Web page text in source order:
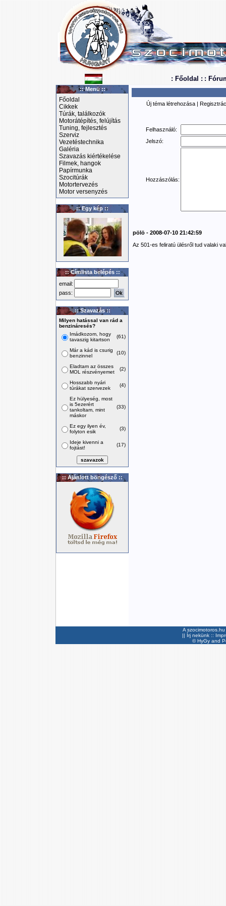
: Főoldal : :
:: Menü ::
Főoldal
Cikkek
Túrák, találkozók
Motorátépítés, felújítás
Tuning, fejlesztés
Szerviz
Vezetéstechnika
Galéria
Szavazás kiértékelése
Filmek, hangok
Papírmunka
Szocitúrák
Motortervezés
Motor versenyzés
:: Egy kép ::
:: Címlista belépés ::
email:
pass:
:: Szavazás ::
Milyen hatással van rád a
benzináresés?
Imádkozom, hogy
tavaszig kitartson
(61)
Már a kád is csurig
benzinnel
(10)
Eladtam az összes
MOL részvényemet
(2)
Hosszabb nyári
túrákat szervezek
(4)
Ez hülyeség, most
is 5ezerért
tankoltam, mint
máskor
(33)
Ez egy ilyen év,
folyton esik
(3)
Ideje kivenni a
fojtást!
(17)
:: Ajánlott böngésző ::
Új téma létrehozása |
Felhasználó:
Jelszó:
Hozzászólás:
pölö - 2008-07-10 21:42:59
Az 501-es feliratú ülésről tud valaki
A
|| Írj nekünk ::
©HyGyand